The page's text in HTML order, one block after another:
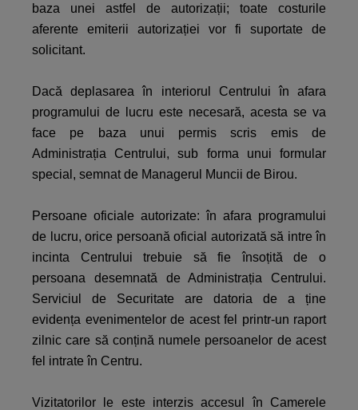
baza unei astfel de autorizații; toate costurile
aferente emiterii autorizației vor fi suportate de
solicitant.
Dacă deplasarea în interiorul Centrului în afara
programului de lucru este necesară, acesta se va
face pe baza unui permis scris emis de
Administrația Centrului, sub forma unui formular
special, semnat de Managerul Muncii de Birou.
Persoane oficiale autorizate: în afara programului
de lucru, orice persoană oficial autorizată să intre în
incinta Centrului trebuie să fie însoțită de o
persoana desemnată de Administrația Centrului.
Serviciul de Securitate are datoria de a ține
evidența evenimentelor de acest fel printr-un raport
zilnic care să conțină numele persoanelor de acest
fel intrate în Centru.
Vizitatorilor le este interzis accesul în Camerele